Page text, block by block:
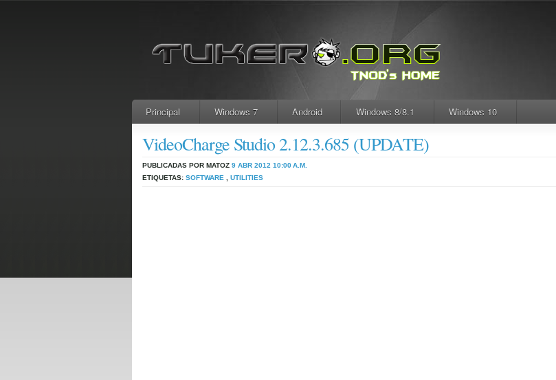
Principal Windows 7 Android Windows 8/8.1 Windows 10
VideoCharge Studio 2.12.3.685 (UPDATE)
PUBLICADAS POR MATOZ 9 ABR 2012 10:00 A.M.
ETIQUETAS: SOFTWARE UTILITIES